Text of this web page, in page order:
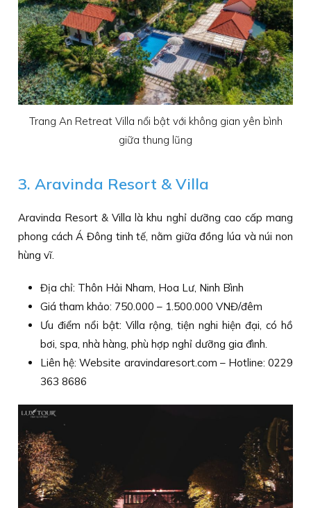
Trang An Retreat Villa nổi bật với không gian yên bình
giữa thung lũng
3. Aravinda Resort & Villa
Aravinda Resort & Villa là khu nghỉ dưỡng cao cấp mang
phong cách Á Đông tinh tế, nằm giữa đồng lúa và núi non
hùng vĩ.
Địa chỉ: Thôn Hải Nham, Hoa Lư, Ninh Bình
Giá tham khảo: 750.000 – 1.500.000 VNĐ/đêm
Ưu điểm nổi bật: Villa rộng, tiện nghi hiện đại, có hồ
bơi, spa, nhà hàng, phù hợp nghỉ dưỡng gia đình.
Liên hệ: Website aravindaresort.com – Hotline: 0229
363 8686